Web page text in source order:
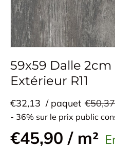
59x59 Dalle
Extérieur R11
€32,13 / paquet €50,37
- 36% sur le prix public
€45,90 / m²